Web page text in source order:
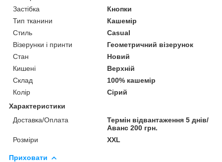
Застібка
Кнопки
Тип тканини
Кашемір
Стиль
Casual
Візерунки і принти
Геометричний візерунок
Стан
Новий
Кишені
Верхній
Склад
100% кашемір
Колір
Сірий
Характеристики
Доставка/Оплата
Термін відвантаження 5 днів/
Аванс 200 грн.
Розміри
XXL
Приховати